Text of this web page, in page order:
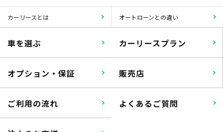
カーリースとは オートローンとの違い
車を選ぶ カーリースプラン
オプション・保証 販売店
ご利用の流れ よくあるご質問